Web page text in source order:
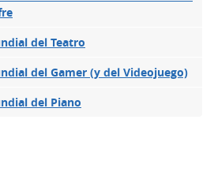
del Teatro
del Gamer (y del Videojuego)
del Piano